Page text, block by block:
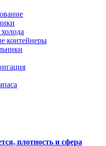
контейнеры
плотность и сфера